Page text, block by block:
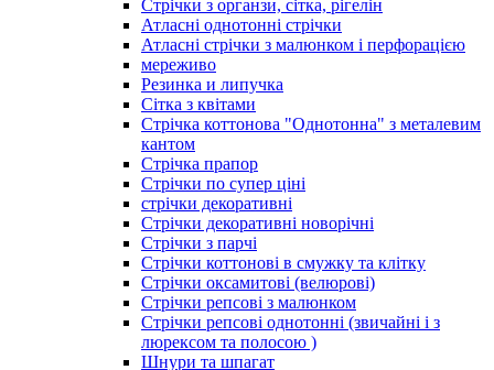
Стрічки з органзи, сітка, рігелін
Атласні однотонні стрічки
Атласні стрічки з малюнком і перфорацією
мереживо
Резинка и липучка
Сітка з квітами
Стрічка коттонова "Однотонна" з металевим
кантом
Стрічка прапор
Стрічки по супер ціні
стрічки декоративні
Стрічки декоративні новорічні
Стрічки з парчі
Стрічки коттонові в смужку та клітку
Стрічки оксамитові (велюрові)
Стрічки репсові з малюнком
Стрічки репсові однотонні (звичайні і з
люрексом та полосою )
Шнури та шпагат